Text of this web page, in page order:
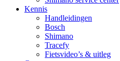
Kennis
Handleidingen
Bosch
Shimano
Tracefy
Fietsvideo’s & uitleg